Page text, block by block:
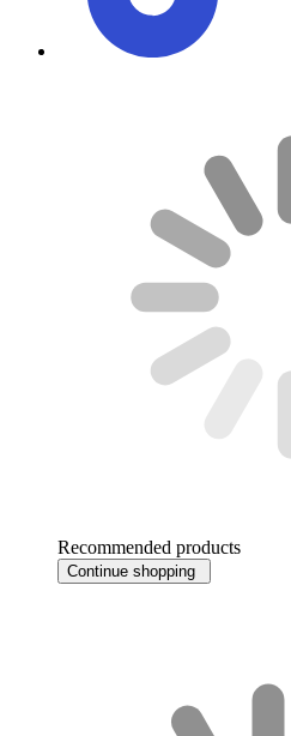
Recommended products
Continue shopping